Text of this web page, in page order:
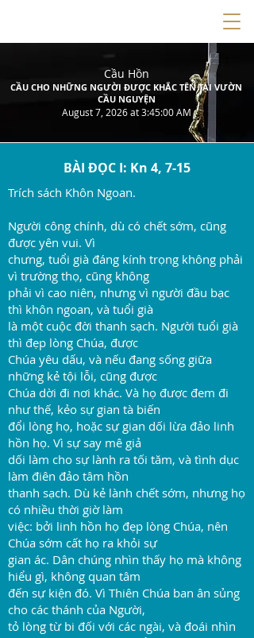
Cầu Hồn
CẦU CHO NHỮNG NGƯỜI ĐƯỢC KHẮC TÊN TẠI VƯỜN
CẦU NGUYỆN
August 7, 2026 at 3:45:00 AM
BÀI ĐỌC I: Kn 4, 7-15
Trích sách Khôn Ngoan.
Người công chính, dù có chết sớm, cũng
được yên vui. Vì
chưng, tuổi già đáng kính trọng không phải
vì trường thọ, cũng không
phải vì cao niên, nhưng vì người đầu bạc
thì khôn ngoan, và tuổi già
là một cuộc đời thanh sạch. Người tuổi già
thì đẹp lòng Chúa, được
Chúa yêu dấu, và nếu đang sống giữa
những kẻ tội lỗi, cũng được
Chúa dời đi nơi khác. Và họ được đem đi
như thế, kẻo sự gian tà biến
đổi lòng họ, hoặc sự gian dối lừa đảo linh
hồn họ. Vì sự say mê giả
dối làm cho sự lành ra tối tăm, và tình dục
làm điên đảo tâm hồn
thanh sạch. Dù kẻ lành chết sớm, nhưng họ
có nhiều thời giờ làm
việc: bởi linh hồn họ đẹp lòng Chúa, nên
Chúa sớm cất họ ra khỏi sự
gian ác. Dân chúng nhìn thấy họ mà không
hiểu gì, không quan tâm
đến sự kiện đó. Vì Thiên Chúa ban ân sủng
cho các thánh của Người,
tỏ lòng từ bi đối với các ngài, và đoái nhìn